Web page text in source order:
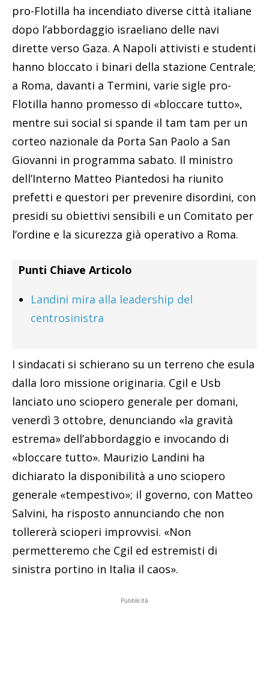
pro-Flotilla ha incendiato diverse città italiane
dopo l’abbordaggio israeliano delle navi
dirette verso Gaza. A Napoli attivisti e studenti
hanno bloccato i binari della stazione Centrale;
a Roma, davanti a Termini, varie sigle pro-
Flotilla hanno promesso di «bloccare tutto»,
mentre sui social si spande il tam tam per un
corteo nazionale da Porta San Paolo a San
Giovanni in programma sabato. Il ministro
dell’Interno Matteo Piantedosi ha riunito
prefetti e questori per prevenire disordini, con
presidi su obiettivi sensibili e un Comitato per
l’ordine e la sicurezza già operativo a Roma.
Punti Chiave Articolo
Landini mira alla leadership del
centrosinistra
I sindacati si schierano su un terreno che esula
dalla loro missione originaria. Cgil e Usb
lanciato uno sciopero generale per domani,
venerdì 3 ottobre, denunciando «la gravità
estrema» dell’abbordaggio e invocando di
«bloccare tutto». Maurizio Landini ha
dichiarato la disponibilità a uno sciopero
generale «tempestivo»; il governo, con Matteo
Salvini, ha risposto annunciando che non
tollererà scioperi improvvisi. «Non
permetteremo che Cgil ed estremisti di
sinistra portino in Italia il caos».
Pubblicità